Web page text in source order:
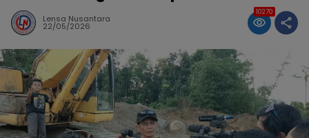
Lensa Nusantara
22/05/2026
10270